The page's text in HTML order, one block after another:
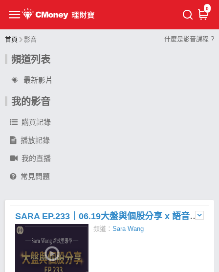
0
首頁 影音 什麼是影音課程 ?
頻道列表
最新影片
我的影音
購買記錄
播放記錄
我的直播
常見問題
SARA EP.233｜06.19大盤與個股分享 x 語音直播
頻道： Sara Wang